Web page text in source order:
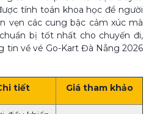
tính toán khoa học để người
vẹn các cung bậc cảm xúc mà
bị tốt nhất cho chuyến đi,
tin về vé Go-Kart Đà Nẵng 2026
tiết Giá tham khảo